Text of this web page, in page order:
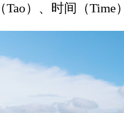
（Tao）、时间（